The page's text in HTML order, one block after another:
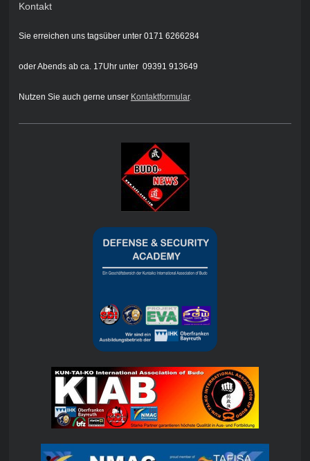
Kontakt
Sie erreichen uns tagsüber unter 0171 6266284
oder Abends ab ca. 17Uhr unter 09391 913649
Nutzen Sie auch gerne unser Kontaktformular.